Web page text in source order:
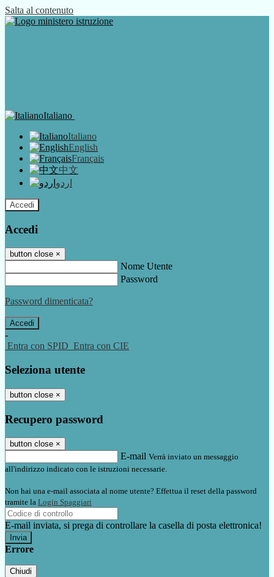
Salta al contenuto
Italiano
Italiano
English
Français
中文
اردو
Accedi
Accedi
button close ×
Nome Utente
Password
Password dimenticata?
-
Entra con SPID Entra con CIE
Seleziona utente
button close ×
Recupero password
button close ×
E-mail Verrà inviato un messaggio
all'indirizzo indicato con le istruzioni necessarie.
Non hai una e-mail associata al nome utente? Effettua il reset della password
tramite la Login Spaggiari
E-mail inviata, si prega di controllare la casella di posta elettronica!
Errore
Chiudi